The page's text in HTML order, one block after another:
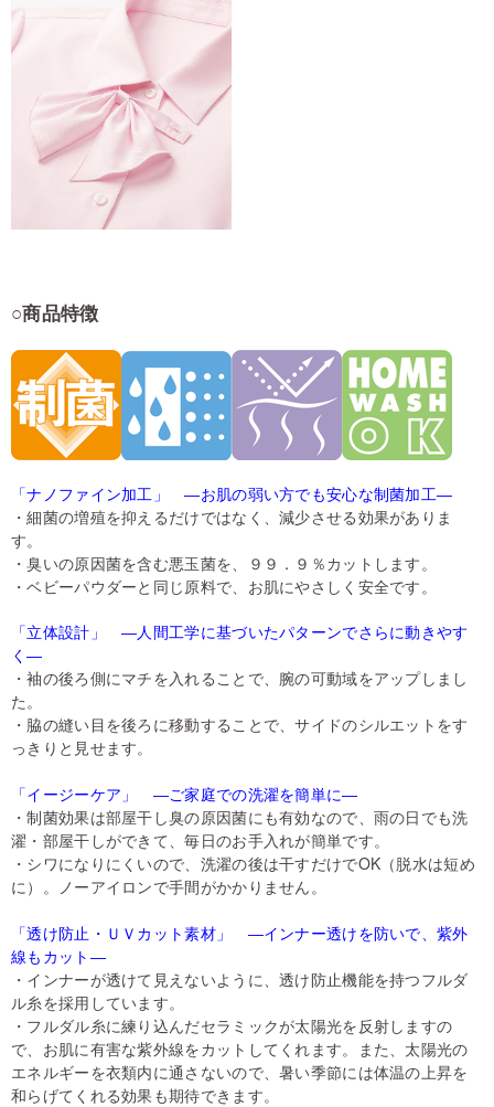
○商品特徴
「ナノファイン加工」 ―お肌の弱い方でも安心な制菌加工―
・細菌の増殖を抑えるだけではなく、減少させる効果がありま
す。
・臭いの原因菌を含む悪玉菌を、９９．９％カットします。
・ベビーパウダーと同じ原料で、お肌にやさしく安全です。
「立体設計」 ―人間工学に基づいたパターンでさらに動きやす
く―
・袖の後ろ側にマチを入れることで、腕の可動域をアップしまし
た。
・脇の縫い目を後ろに移動することで、サイドのシルエットをす
っきりと見せます。
「イージーケア」 ―ご家庭での洗濯を簡単に―
・制菌効果は部屋干し臭の原因菌にも有効なので、雨の日でも洗
濯・部屋干しができて、毎日のお手入れが簡単です。
・シワになりにくいので、洗濯の後は干すだけでOK（脱水は短め
に）。ノーアイロンで手間がかかりません。
「透け防止・ＵＶカット素材」 ―インナー透けを防いで、紫外
線もカット―
・インナーが透けて見えないように、透け防止機能を持つフルダ
ル糸を採用しています。
・フルダル糸に練り込んだセラミックが太陽光を反射しますの
で、お肌に有害な紫外線をカットしてくれます。また、太陽光の
エネルギーを衣類内に通さないので、暑い季節には体温の上昇を
和らげてくれる効果も期待できます。